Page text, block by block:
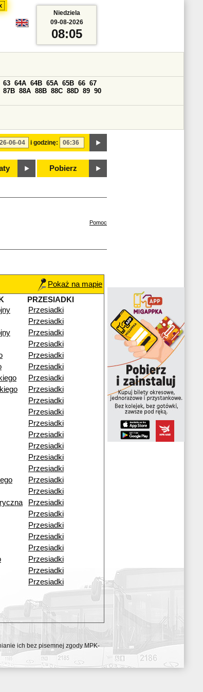
i godzinę:
63 64A 64B 65A 65B 66 67
87B 88A 88B 88C 88D 89 90
Pobierz
Niedziela
09-08-2026
08:05
Pomoc
Pokaż na mapie
PRZESIADKI
Przesiadki
Przesiadki
Przesiadki
Przesiadki
Przesiadki
Przesiadki
Przesiadki
Przesiadki
Przesiadki
Przesiadki
Przesiadki
Przesiadki
Przesiadki
Przesiadki
Przesiadki
Przesiadki
Przesiadki
Przesiadki
Przesiadki
Przesiadki
Przesiadki
Przesiadki
Przesiadki
Przesiadki
Przesiadki
ich bez pisemnej zgody MPK-